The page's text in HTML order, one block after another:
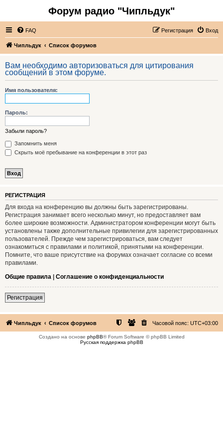
Форум радио "Чипльдук"
FAQ Вход
Регистрация
Чипльдук Список форумов
Вам необходимо авторизоваться для цитирования
сообщений в этом форуме.
Имя пользователя:
Пароль:
Забыли пароль?
Запомнить меня
Скрыть моё пребывание на конференции в этот раз
РЕГИСТРАЦИЯ
Для входа на конференцию вы должны быть зарегистрированы.
Регистрация занимает всего несколько минут, но предоставляет вам
более широкие возможности. Администратором конференции могут быть
установлены также дополнительные привилегии для зарегистрированных
пользователей. Прежде чем зарегистрироваться, вам следует
ознакомиться с правилами и политикой, принятыми на конференции.
Помните, что ваше присутствие на форумах означает согласие со всеми
правилами.
Общие правила | Соглашение о конфиденциальности
Регистрация
Чипльдук Список форумов Часовой пояс: UTC+03:00
Создано на основе phpBB® Forum Software © phpBB Limited
Русская поддержка phpBB